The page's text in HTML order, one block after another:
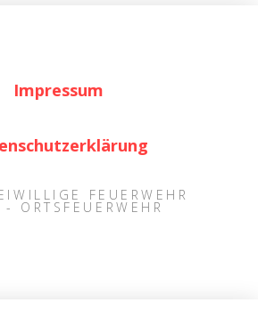
Impressum
FEUERWEHR
ORTSFEUERWEHR